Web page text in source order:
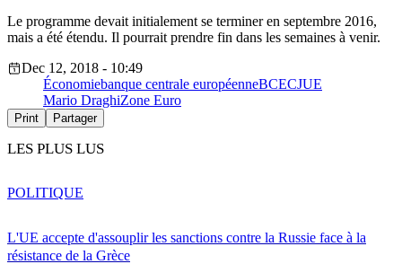
Le programme devait initialement se terminer en septembre 2016,
mais a été étendu. Il pourrait prendre fin dans les semaines à venir.
Dec 12, 2018 - 10:49
Économiebanque centrale européenneBCECJUE
Mario DraghiZone Euro
Print Partager
LES PLUS LUS
L'UE accepte d'assouplir les sanctions contre la Russie face à la
résistance de la Grèce
POLITIQUE